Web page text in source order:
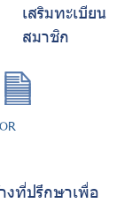
เสริมทะเบียน
สมาชิก
งที่ปรึกษาเพื่อ